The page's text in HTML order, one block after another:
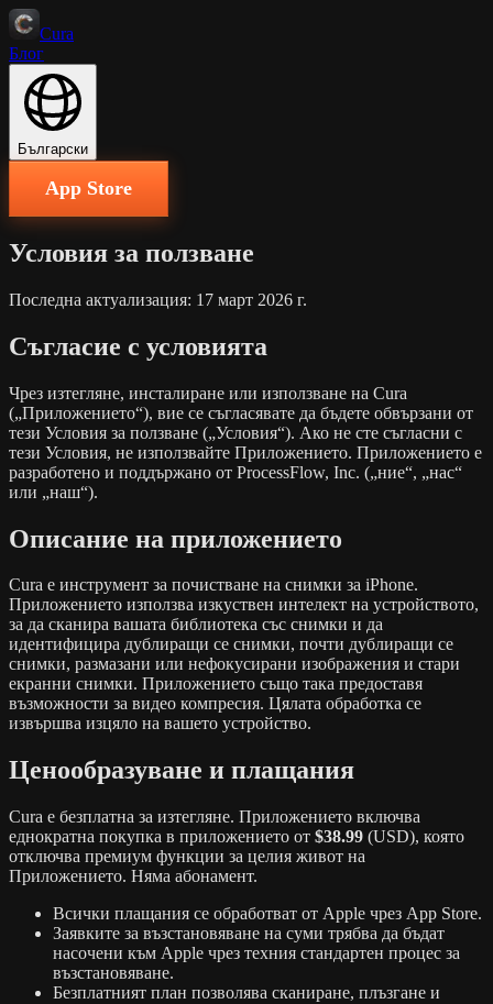
Cura
Блог
Български
App Store
Условия за ползване
Последна актуализация: 17 март 2026 г.
Съгласие с условията
Чрез изтегляне, инсталиране или използване на Cura
(„Приложението“), вие се съгласявате да бъдете обвързани от
тези Условия за ползване („Условия“). Ако не сте съгласни с
тези Условия, не използвайте Приложението. Приложението е
разработено и поддържано от ProcessFlow, Inc. („ние“, „нас“
или „наш“).
Описание на приложението
Cura е инструмент за почистване на снимки за iPhone.
Приложението използва изкуствен интелект на устройството,
за да сканира вашата библиотека със снимки и да
идентифицира дублиращи се снимки, почти дублиращи се
снимки, размазани или нефокусирани изображения и стари
екранни снимки. Приложението също така предоставя
възможности за видео компресия. Цялата обработка се
извършва изцяло на вашето устройство.
Ценообразуване и плащания
Cura е безплатна за изтегляне. Приложението включва
еднократна покупка в приложението от $38.99 (USD), която
отключва премиум функции за целия живот на
Приложението. Няма абонамент.
Всички плащания се обработват от Apple чрез App Store.
Заявките за възстановяване на суми трябва да бъдат
насочени към Apple чрез техния стандартен процес за
възстановяване.
Безплатният план позволява сканиране, плъзгане и